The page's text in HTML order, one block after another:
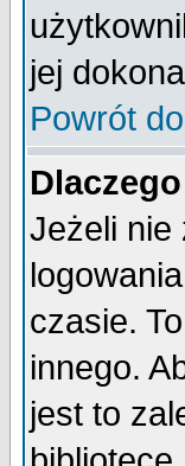
jej
Powrót
Jeżeli nie
czasie.
innego.
jest to